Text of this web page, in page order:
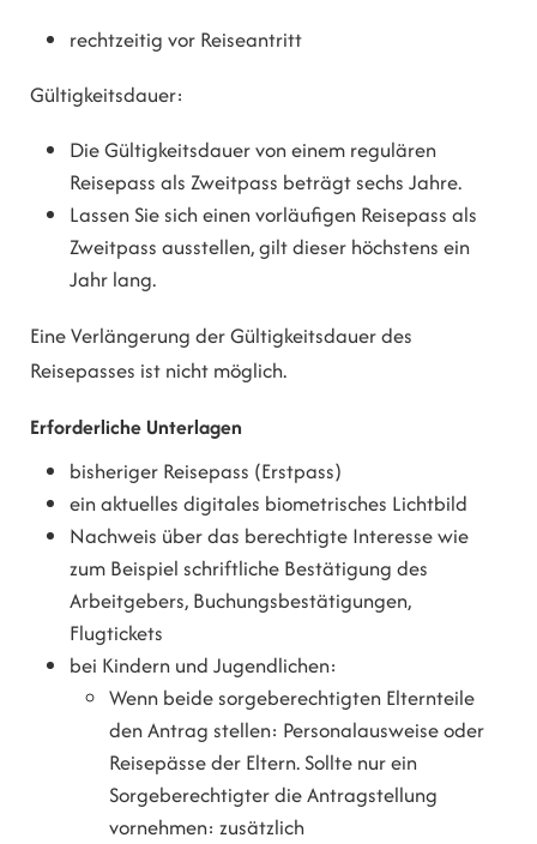
rechtzeitig vor Reiseantritt
Gültigkeitsdauer:
Die Gültigkeitsdauer von einem regulären
Reisepass als Zweitpass beträgt sechs Jahre.
Lassen Sie sich einen vorläufigen Reisepass als
Zweitpass ausstellen, gilt dieser höchstens ein
Jahr lang.
Eine Verlängerung der Gültigkeitsdauer des
Reisepasses ist nicht möglich.
Erforderliche Unterlagen
bisheriger Reisepass (Erstpass)
ein aktuelles digitales biometrisches Lichtbild
Nachweis über das berechtigte Interesse wie
zum Beispiel schriftliche Bestätigung des
Arbeitgebers, Buchungsbestätigungen,
Flugtickets
bei Kindern und Jugendlichen:
Wenn beide sorgeberechtigten Elternteile
den Antrag stellen: Personalausweise oder
Reisepässe der Eltern. Sollte nur ein
Sorgeberechtigter die Antragstellung
vornehmen: zusätzlich